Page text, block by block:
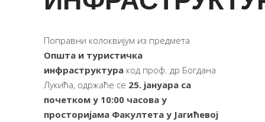
Поправни колоквијум из предмета
Општа и туристичка
инфраструктура код проф. др Богдана
Лукића, одржаће се 25. јануара са
почетком у 10:00 часова у
просторијама Факултета у Јагићевој